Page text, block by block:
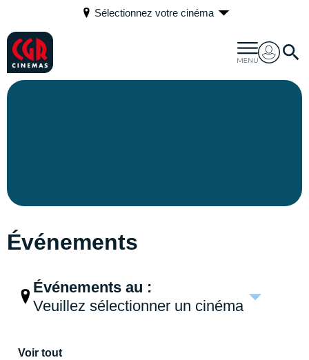
Sélectionnez votre cinéma
Événements
Événements au :
Veuillez sélectionner un cinéma
Voir tout